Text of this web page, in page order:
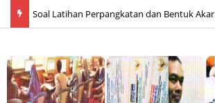
Soal Latihan Perpangkatan dan Bentuk Akar